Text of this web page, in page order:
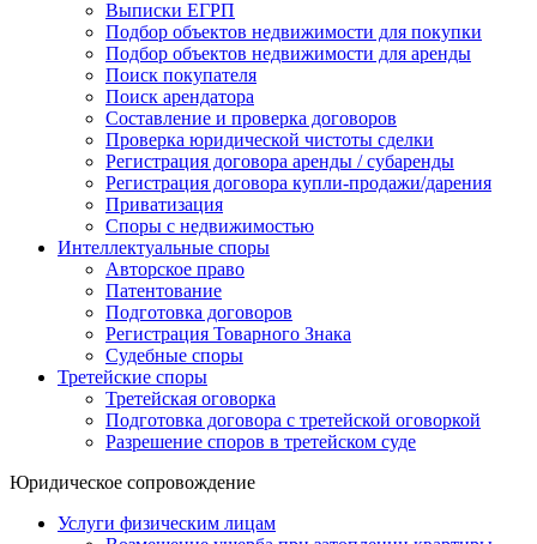
Выписки ЕГРП
Подбор объектов недвижимости для покупки
Подбор объектов недвижимости для аренды
Поиск покупателя
Поиск арендатора
Составление и проверка договоров
Проверка юридической чистоты сделки
Регистрация договора аренды / субаренды
Регистрация договора купли-продажи/дарения
Приватизация
Cпоры с недвижимостью
Интеллектуальные споры
Авторское право
Патентование
Подготовка договоров
Регистрация Товарного Знака
Судебные споры
Третейские споры
Третейская оговорка
Подготовка договора с третейской оговоркой
Разрешение споров в третейском суде
Юридическое сопровождение
Услуги физическим лицам